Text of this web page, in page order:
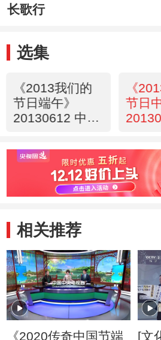
长歌行
选集
《2013我们的
节日端午》
20130612 中华
《
节日
相关推荐
《2020传奇中国节端
[文